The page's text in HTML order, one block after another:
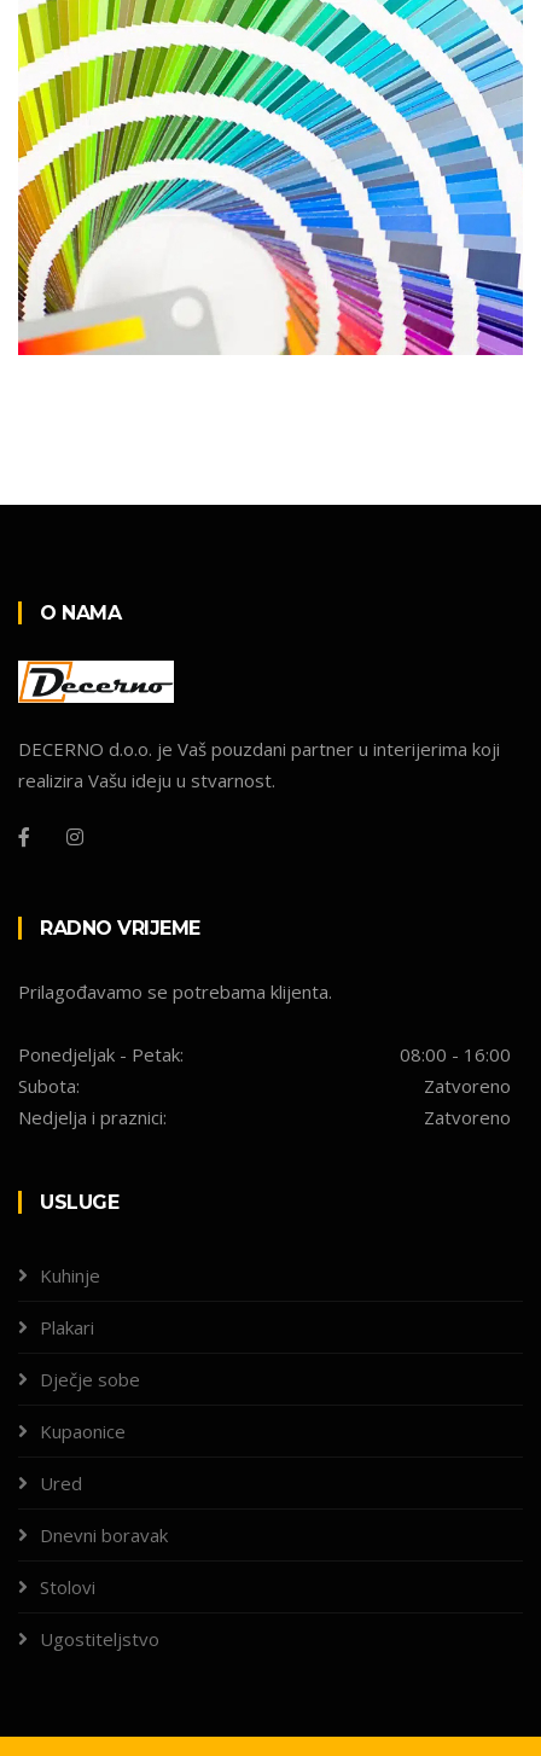
O NAMA
DECERNO d.o.o. je Vaš pouzdani partner u interijerima koji
realizira Vašu ideju u stvarnost.
RADNO VRIJEME
Prilagođavamo se potrebama klijenta.
Ponedjeljak - Petak:
08:00 - 16:00
Subota:
Zatvoreno
Nedjelja i praznici:
Zatvoreno
USLUGE
Kuhinje
Plakari
Dječje sobe
Kupaonice
Ured
Dnevni boravak
Stolovi
Ugostiteljstvo